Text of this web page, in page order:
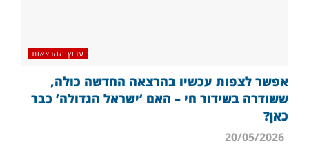
ערוץ ההרצאות
אפשר לצפות עכשיו בהרצאה החדשה כולה,
ששודרה בשידור חי – האם ‘ישראל הגדולה’ כבר
כאן?